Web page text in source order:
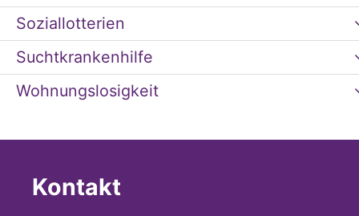
Soziallotterien
Suchtkrankenhilfe
Wohnungslosigkeit
Kontakt